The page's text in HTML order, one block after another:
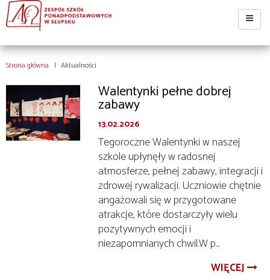
Strona główna Aktualności
Walentynki pełne dobrej
zabawy
13.02.2026
Tegoroczne Walentynki w naszej
szkole upłynęły w radosnej
atmosferze, pełnej zabawy, integracji i
zdrowej rywalizacji. Uczniowie chętnie
angażowali się w przygotowane
atrakcje, które dostarczyły wielu
pozytywnych emocji i
niezapomnianych chwil.W p...
WIĘCEJ